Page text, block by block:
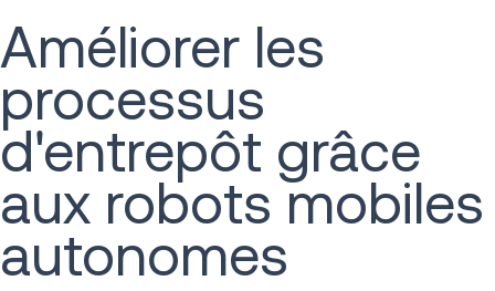
Améliorer les
processus
d'entrepôt grâce
aux robots mobiles
autonomes